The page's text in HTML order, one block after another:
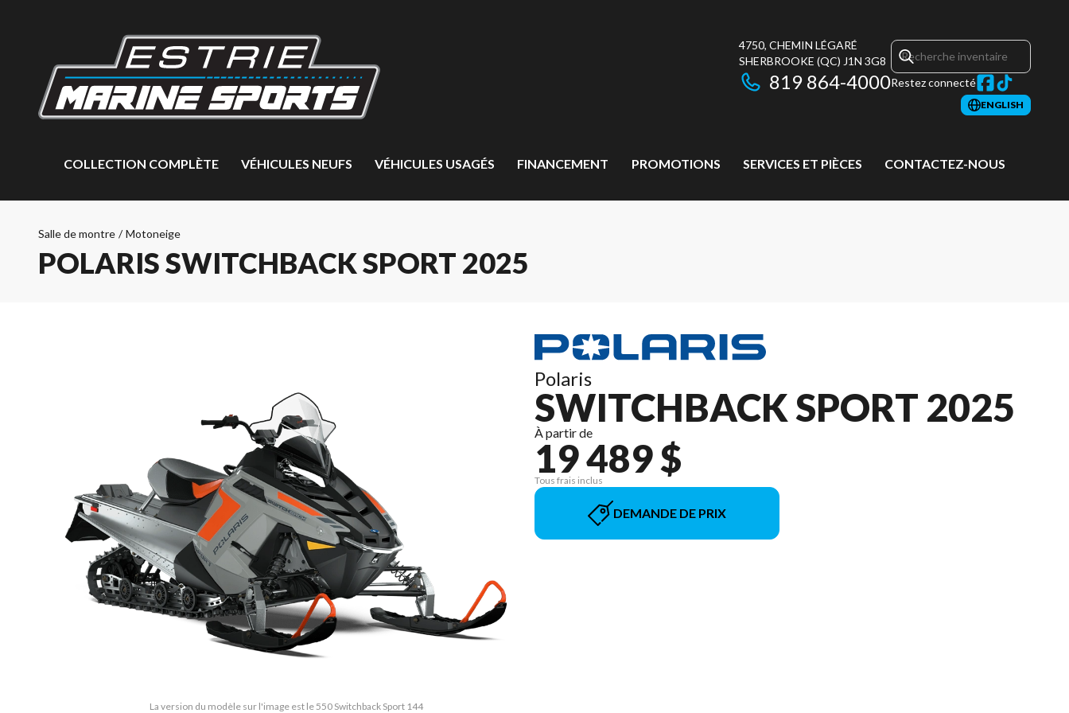
4750, CHEMIN LÉGARÉ
SHERBROOKE (QC) J1N 3G8
819 864-4000Restez connecté
ENGLISH
COLLECTION COMPLÈTE VÉHICULES NEUFS VÉHICULES USAGÉS FINANCEMENT PROMOTIONS SERVICES ET PIÈCES CONTACTEZ-NOUS
Salle de montre / Motoneige
POLARIS SWITCHBACK SPORT 2025
La version du modèle sur l'image est le 550 Switchback Sport 144
Polaris
SWITCHBACK SPORT 2025
À partir de
19 489 $
Tous frais inclus
DEMANDE DE PRIX